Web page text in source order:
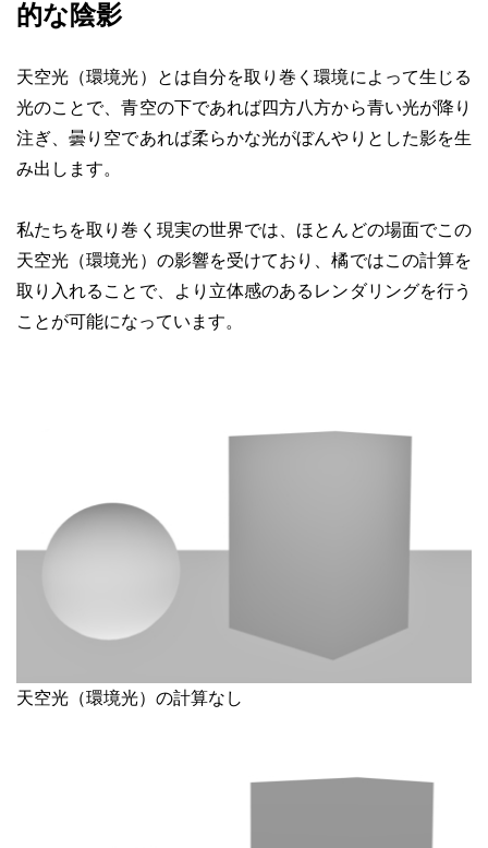
的な陰影
天空光（環境光）とは自分を取り巻く環境によって生じる
光のことで、青空の下であれば四方八方から青い光が降り
注ぎ、曇り空であれば柔らかな光がぼんやりとした影を生
み出します。
私たちを取り巻く現実の世界では、ほとんどの場面でこの
天空光（環境光）の影響を受けており、橘ではこの計算を
取り入れることで、より立体感のあるレンダリングを行う
ことが可能になっています。
天空光（環境光）の計算なし